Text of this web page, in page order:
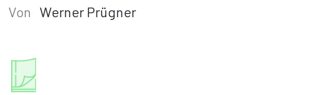
Von Werner Prügner